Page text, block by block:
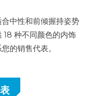
中性和前倾握持姿势
18 种不同颜色的内饰
的销售代表。